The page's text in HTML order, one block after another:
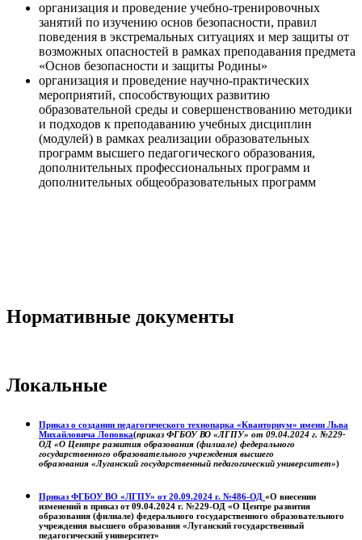
организация и проведение учебно-тренировочных
занятий по изучению основ безопасности, правил
поведения в экстремальных ситуациях и мер защиты от
возможных опасностей в рамках преподавания предмета
«Основ безопасности и защиты Родины»
организация и проведение научно-практических
мероприятий, способствующих развитию
образовательной среды и совершенствованию методики
и подходов к преподаванию учебных дисциплин
(модулей) в рамках реализации образовательных
программ высшего педагогического образования,
дополнительных профессиональных программ и
дополнительных общеобразовательных программ
Нормативные документы
Локальные
Приказ о создании педагогического технопарка «Кванториум» имени Льва
Михайловича Лоповка(приказ ФГБОУ ВО «ЛГПУ» от 09.04.2024 г. №229-
ОД «О Центре развития образования (филиале) федерального
государственного образовательного учреждения высшего
образования «Луганский государственный педагогический университет»)
Приказ ФГБОУ ВО «ЛГПУ» от 20.09.2024 г. №486-ОД «О внесении
изменений в приказ от 09.04.2024 г. №229-ОД «О Центре развития
образования (филиале) федерального государственного образовательного
учреждения высшего образования «Луганский государственный
педагогический университет»